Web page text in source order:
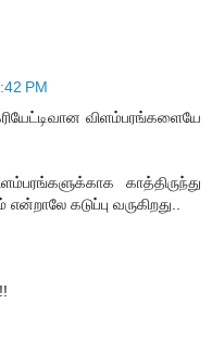
PM
விளம்பரங்களையே
காத்திருந்து
கடுப்பு வருகிறது..